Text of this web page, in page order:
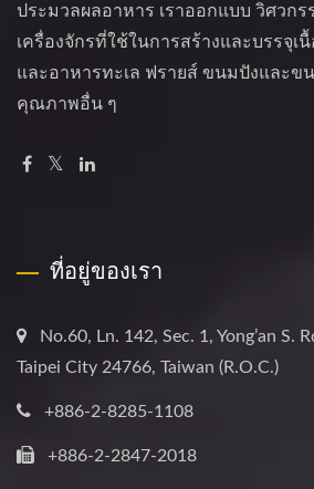
ประมวลผลอาหาร เราออกแบบ วิศวกร
เครื่องจักรที่ใช้ในการสร้างและบรรจุเ
และอาหารทะเล ฟรายส์ ขนมปังและข
คุณภาพอื่น ๆ
ที่อยู่ของเรา
No.60, Ln. 142, Sec. 1, Yong’an S.
Taipei City 24766, Taiwan (R.O.C.)
+886-2-8285-1108
+886-2-2847-2018